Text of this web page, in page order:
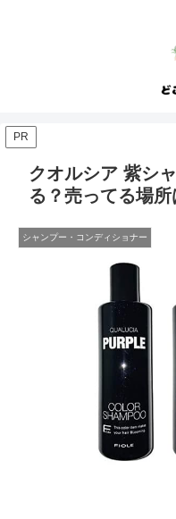
PR
クオルシア 紫シ
る？売ってる場所
シャンプー・コンディショナー